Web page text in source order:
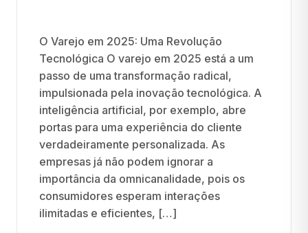
O Varejo em 2025: Uma Revolução
Tecnológica O varejo em 2025 está a um
passo de uma transformação radical,
impulsionada pela inovação tecnológica. A
inteligência artificial, por exemplo, abre
portas para uma experiência do cliente
verdadeiramente personalizada. As
empresas já não podem ignorar a
importância da omnicanalidade, pois os
consumidores esperam interações
ilimitadas e eficientes, […]